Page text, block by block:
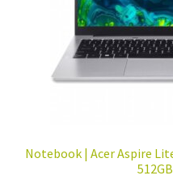
Notebook | Acer Aspire